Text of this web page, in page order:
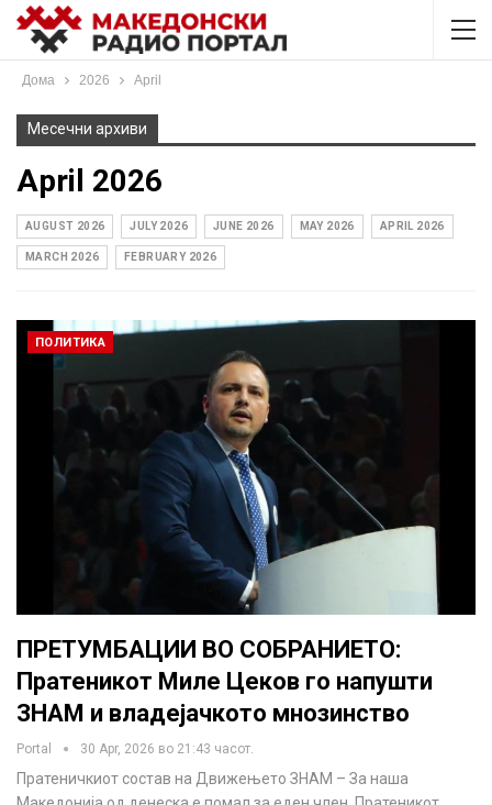
Дома 2026 April
Месечни архиви
April 2026
AUGUST 2026 JULY 2026 JUNE 2026 MAY 2026 APRIL 2026
MARCH 2026 FEBRUARY 2026
ПОЛИТИКА
ПРЕТУМБАЦИИ ВО СОБРАНИЕТО:
Пратеникот Миле Цеков го напушти
ЗНАМ и владејачкото мнозинство
Portal 30 Apr, 2026 во 21:43 часот.
Пратеничкиот состав на Движењето ЗНАМ – За наша